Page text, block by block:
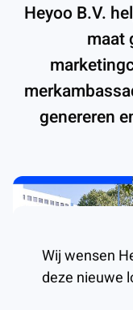
Heyoo B.V.
maat
genereren
Wij wensen
deze nieuwe